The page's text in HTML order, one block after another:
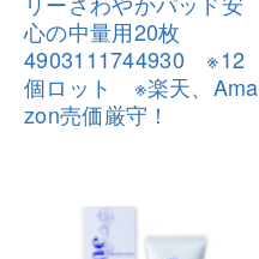
心の中量用20枚
4903111744930 ※12
個ロット ※楽天、Ama
zon売価厳守！